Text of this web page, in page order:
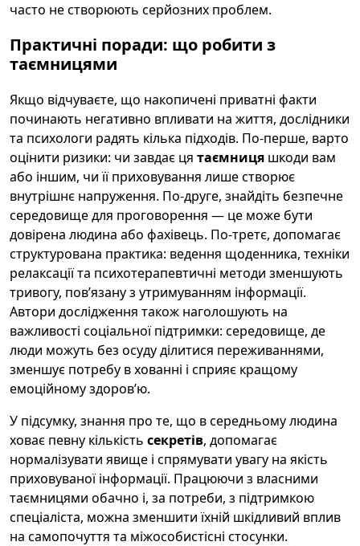
часто не створюють серйозних проблем.
Практичні поради: що робити з
таємницями
Якщо відчуваєте, що накопичені приватні факти
починають негативно впливати на життя, дослідники
та психологи радять кілька підходів. По-перше, варто
оцінити ризики: чи завдає ця таємниця шкоди вам
або іншим, чи її приховування лише створює
внутрішнє напруження. По-друге, знайдіть безпечне
середовище для проговорення — це може бути
довірена людина або фахівець. По-третє, допомагає
структурована практика: ведення щоденника, техніки
релаксації та психотерапевтичні методи зменшують
тривогу, пов’язану з утримуванням інформації.
Автори дослідження також наголошують на
важливості соціальної підтримки: середовище, де
люди можуть без осуду ділитися переживаннями,
зменшує потребу в хованні і сприяє кращому
емоційному здоров’ю.
У підсумку, знання про те, що в середньому людина
ховає певну кількість секретів, допомагає
нормалізувати явище і спрямувати увагу на якість
приховуваної інформації. Працюючи з власними
таємницями обачно і, за потреби, з підтримкою
спеціаліста, можна зменшити їхній шкідливий вплив
на самопочуття та міжособистісні стосунки.